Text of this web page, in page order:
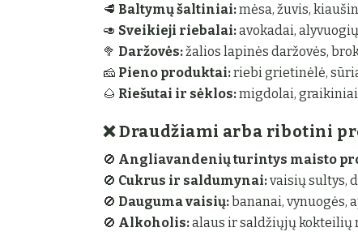
🥩 Baltymų šaltiniai:mėsa, žuvis,
🥑 Sveikieji riebalai:avokadai,
🥦 Daržovės:žalios lapinės daržovės,
🧀 Pieno produktai:riebi grietinėlė,
🌰 Riešutai ir sėklos:migdolai,
❌Draudžiami arba ribotini
🚫 Angliavandenių turintys maisto
🚫 Cukrus ir saldumynai:vaisių sultys,
🚫 Dauguma vaisių:bananai, vynuogės,
🚫 Alkoholis:alaus ir saldžiųjų kokteilių